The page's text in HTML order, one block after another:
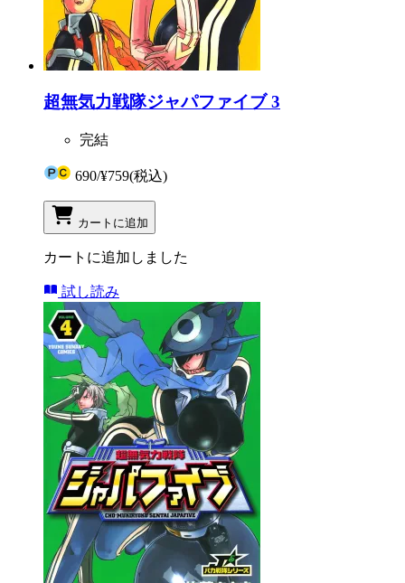
超無気力戦隊ジャパファイブ 3
完結
690/¥759(税込)
カートに追加
カートに追加しました
試し読み